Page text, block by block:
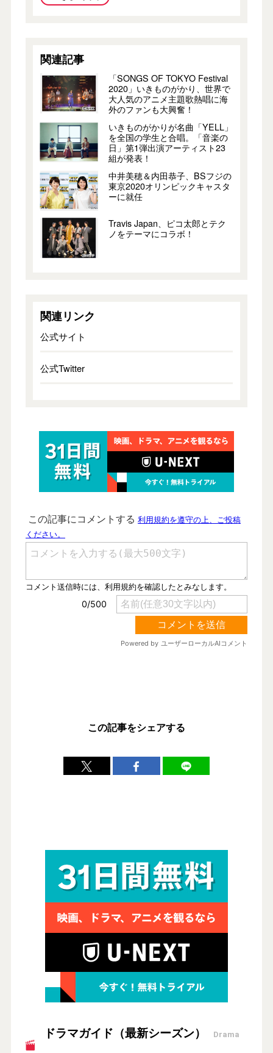
関連記事
「SONGS OF TOKYO Festival
2020」いきものがかり、世界で
大人気のアニメ主題歌熱唱に海
外のファンも大興奮！
いきものがかりが名曲「YELL」
を全国の学生と合唱。「音楽の
日」第1弾出演アーティスト23
組が発表！
中井美穂＆内田恭子、BSフジの
東京2020オリンピックキャスタ
ーに就任
Travis Japan、ピコ太郎とテク
ノをテーマにコラボ！
関連リンク
公式サイト
公式Twitter
この記事をシェアする
ドラマガイド（最新シーズン） Drama